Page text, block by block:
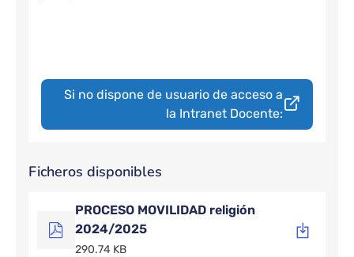
Si no dispone de usuario de acceso a
la Intranet Docente:
Ficheros disponibles
PROCESO MOVILIDAD religión
2024/2025
290.74 KB